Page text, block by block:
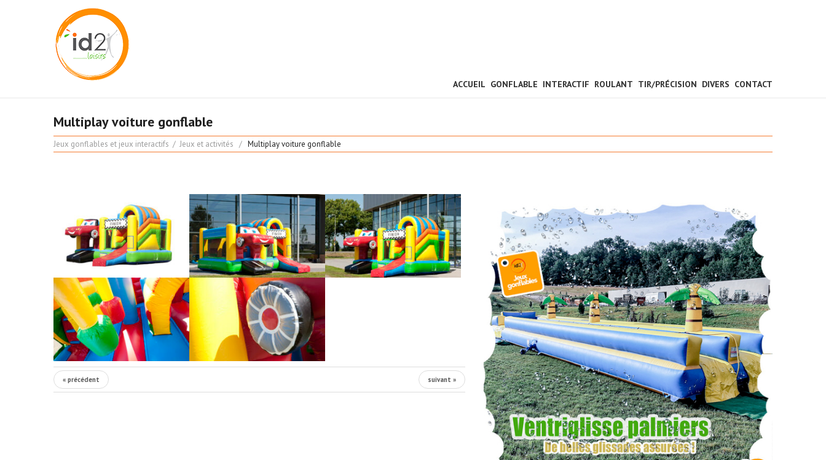
ACCUEIL GONFLABLE INTERACTIF ROULANT TIR/PRÉCISION DIVERS CONTACT
Multiplay voiture gonflable
Jeux gonflables et jeux interactifs Jeux et activités Multiplay voiture gonflable
« précédent suivant »